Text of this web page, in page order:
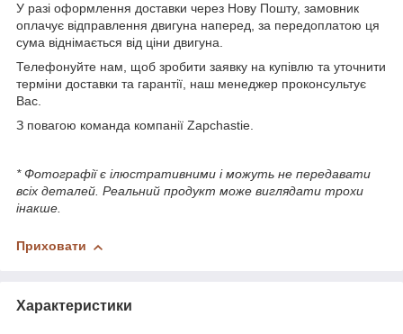
У разі оформлення доставки через Нову Пошту, замовник
оплачує відправлення двигуна наперед, за передоплатою ця
сума віднімається від ціни двигуна.
Телефонуйте нам, щоб зробити заявку на купівлю та уточнити
терміни доставки та гарантії, наш менеджер проконсультує
Вас.
З повагою команда компанії Zapchastie.
* Фотографії є ілюстративними і можуть не передавати
всіх деталей. Реальний продукт може виглядати трохи
інакше.
Приховати
Характеристики